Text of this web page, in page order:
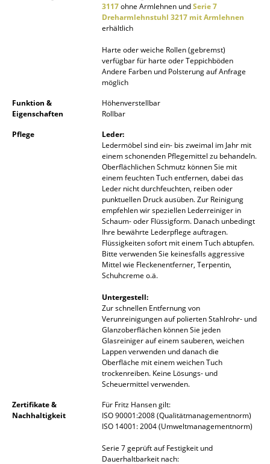
Nachttische & Bettzubehör
... alle Betten
Figuren & Miniaturen
Aufbewahrungsboxen
Teppiche
... alle Accessoires
3117ohne Armlehnen undSerie 7
Dreharmlehnstuhl 3217 mit Armlehnen
erhältlich
Harte oder weiche Rollen (gebremst)
verfügbar für harte oder Teppichböden
Andere Farben und Polsterung auf Anfrage
möglich
Funktion &
Eigenschaften
Höhenverstellbar
Rollbar
Pflege
Leder:
Ledermöbel sind ein- bis zweimal im Jahr mit
einem schonenden Pflegemittel zu behandeln.
Oberflächlichen Schmutz können Sie mit
einem feuchten Tuch entfernen, dabei das
Leder nicht durchfeuchten, reiben oder
punktuellen Druck ausüben. Zur Reinigung
empfehlen wir speziellen Lederreiniger in
Schaum- oder Flüssigform. Danach unbedingt
Ihre bewährte Lederpflege auftragen.
Flüssigkeiten sofort mit einem Tuch abtupfen.
Bitte verwenden Sie keinesfalls aggressive
Mittel wie Fleckenentferner, Terpentin,
Schuhcreme o.ä.
Untergestell:
Zur schnellen Entfernung von
Verunreinigungen auf polierten Stahlrohr- und
Glanzoberflächen können Sie jeden
Glasreiniger auf einem sauberen, weichen
Lappen verwenden und danach die
Oberfläche mit einem weichen Tuch
trockenreiben. Keine Lösungs- und
Scheuermittel verwenden.
Zertifikate &
Nachhaltigkeit
Für Fritz Hansen gilt:
ISO 90001:2008 (Qualitätmanagementnorm)
ISO 14001: 2004 (Umweltmanagementnorm)
Serie 7 geprüft auf Festigkeit und
Dauerhaltbarkeit nach: